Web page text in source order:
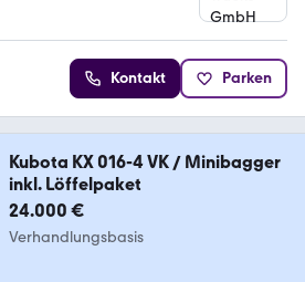
Kontakt Parken
Kubota KX 016-4 VK / Minibagger
inkl. Löffelpaket
24.000 €
Verhandlungsbasis